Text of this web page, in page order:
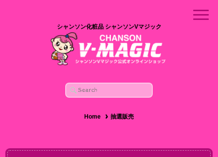
シャンソン化粧品 シャンソンVマジック
Home 抽選販売